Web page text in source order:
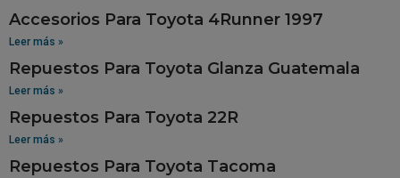
Accesorios Para Toyota 4Runner 1997
Leer más »
Repuestos Para Toyota Glanza Guatemala
Leer más »
Repuestos Para Toyota 22R
Leer más »
Repuestos Para Toyota Tacoma